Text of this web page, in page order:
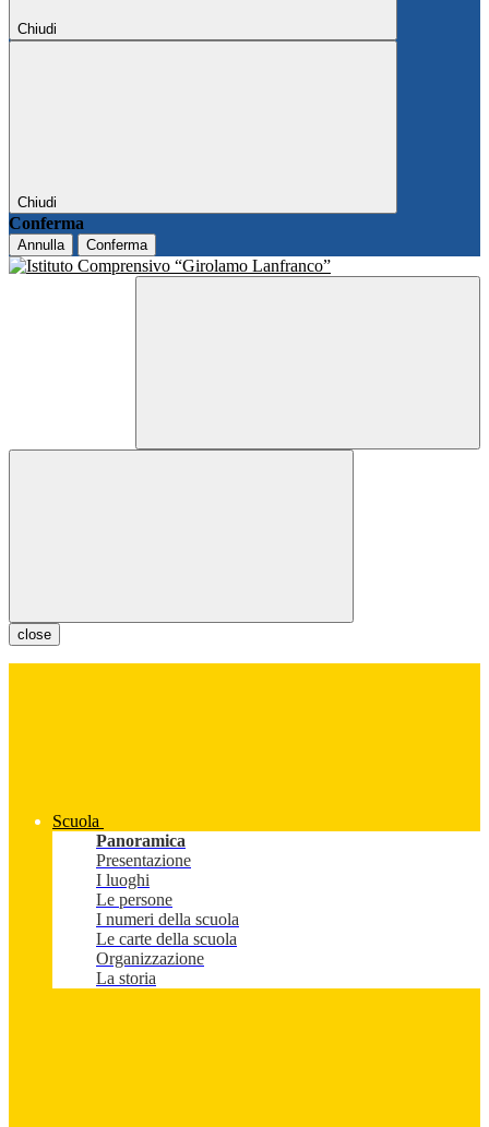
Chiudi
Chiudi
Conferma
Annulla Conferma
close
Scuola
Panoramica
Presentazione
I luoghi
Le persone
I numeri della scuola
Le carte della scuola
Organizzazione
La storia